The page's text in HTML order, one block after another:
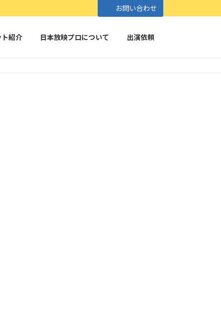
お問い合わせ
紹介 日本放映プロについて 出演依頼